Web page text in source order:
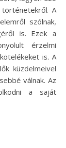
történetekről. A
szólnak,
is. Ezek a
érzelmi
is. A
küzdelmeivel
válnak. Az
a saját